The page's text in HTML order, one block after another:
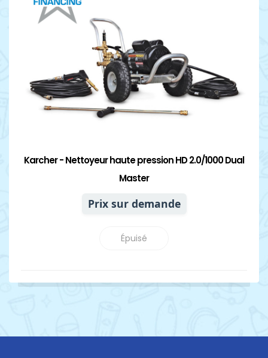
Karcher - Nettoyeur haute pression HD 2.0/1000 Dual
Master
Prix sur demande
Épuisé